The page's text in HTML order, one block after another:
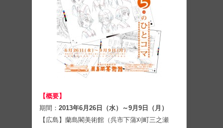
【概要】
期間： 2013年6月26日（水）～9月9日（月）
【広島】蘭島閣美術館（呉市下蒲刈町三之瀬